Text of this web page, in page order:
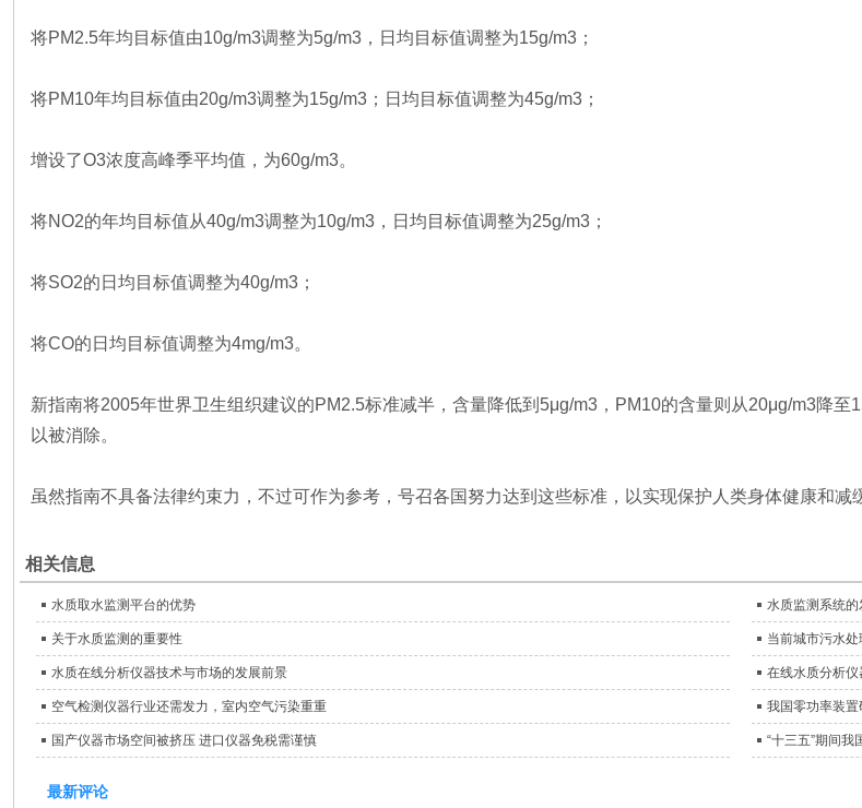
将PM2.5年均目标值由10g/m3调整为5g/m3，日均目标值调整为15g/m3；
将PM10年均目标值由20g/m3调整为15g/m3；日均目标值调整为45g/m3；
增设了O3浓度高峰季平均值，为60g/m3。
将NO2的年均目标值从40g/m3调整为10g/m3，日均目标值调整为25g/m3；
将SO2的日均目标值调整为40g/m3；
将CO的日均目标值调整为4mg/m3。
新指南将2005年世界卫生组织建议的PM2.5标准减半，含量降低到5μg/m3，PM10的含量则从20μg/m3降
以被消除。
虽然指南不具备法律约束力，不过可作为参考，号召各国努力达到这些标准，以实现保护人类身体健康和减
相关信息
水质取水监测平台的优势 水质监测系统的
关于水质监测的重要性 当前城市污水
水质在线分析仪器技术与市场的发展前景 在线水质分析
空气检测仪器行业还需发力，室内空气污染重重 我国零功率装
国产仪器市场空间被挤压 进口仪器免税需谨慎 “十三五”期间我
最新评论